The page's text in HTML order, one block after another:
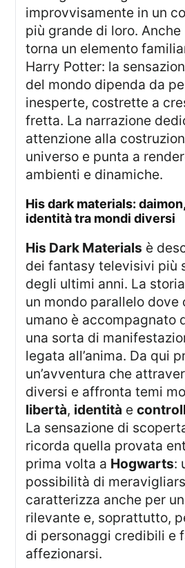
improvvisamente in un
più grande di loro.
torna un elemento
Harry Potter: la
del mondo dipenda da
inesperte, costrette a
fretta. La narrazione
attenzione alla
universo e punta a
ambienti e dinamiche.
his dark materials: daimon, libertà e
identità tra mondi diversi
His Dark Materials è
dei fantasy televisivi più
degli ultimi anni. La
un mondo parallelo dove
umano è accompagnato
una sorta di
legata all’anima. Da qui
un’avventura che
diversi e affronta temi
libertà, identità e
La sensazione di
ricorda quella provata
prima volta a Hogwarts:
possibilità di
caratterizza anche per
rilevante e, soprattutto,
di personaggi credibili e
affezionarsi.